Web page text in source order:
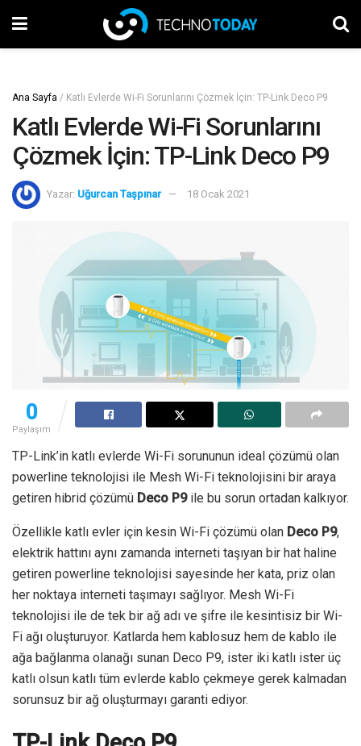
Ana Sayfa / Katlı Evlerde Wi-Fi Sorunlarını Çözmek İçin: TP-Link Deco P9
Katlı Evlerde Wi-Fi Sorunlarını
Çözmek İçin: TP-Link Deco P9
Yazar: Uğurcan Taşpınar 18 Ocak 2021
0
Paylaşım
TP-Link’in katlı evlerde Wi-Fi sorununun ideal çözümü olan
powerline teknolojisi ile Mesh Wi-Fi teknolojisini bir araya
getiren hibrid çözümü Deco P9ile bu sorun ortadan kalkıyor.
Özellikle katlı evler için kesin Wi-Fi çözümü olan Deco P9,
elektrik hattını aynı zamanda interneti taşıyan bir hat haline
getiren powerline teknolojisi sayesinde her kata, priz olan
her noktaya interneti taşımayı sağlıyor. Mesh Wi-Fi
teknolojisi ile de tek bir ağ adı ve şifre ile kesintisiz bir Wi-
Fi ağı oluşturuyor. Katlarda hem kablosuz hem de kablo ile
ağa bağlanma olanağı sunan Deco P9, ister iki katlı ister üç
katlı olsun katlı tüm evlerde kablo çekmeye gerek kalmadan
sorunsuz bir ağ oluşturmayı garanti ediyor.